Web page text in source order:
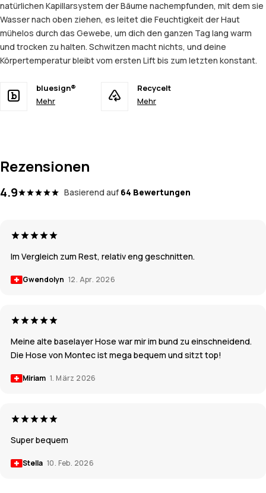
natürlichen Kapillarsystem der Bäume nachempfunden, mit dem sie
Wasser nach oben ziehen, es leitet die Feuchtigkeit der Haut
mühelos durch das Gewebe, um dich den ganzen Tag lang warm
und trocken zu halten. Schwitzen macht nichts, und deine
Körpertemperatur bleibt vom ersten Lift bis zum letzten konstant.
bluesign®
Mehr
Recycelt
Mehr
Rezensionen
4.9 Basierend auf 64 Bewertungen
Im Vergleich zum Rest, relativ eng geschnitten.
Gwendolyn 12. Apr. 2026
Meine alte baselayer Hose war mir im bund zu einschneidend.
Die Hose von Montec ist mega bequem und sitzt top!
Miriam 1. März 2026
Super bequem
Stella 10. Feb. 2026